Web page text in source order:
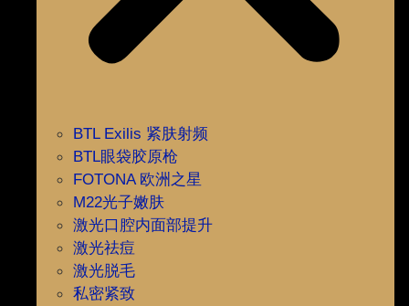
BTL Exilis 紧肤射频
BTL眼袋胶原枪
FOTONA 欧洲之星
M22光子嫩肤
激光口腔内面部提升
激光祛痘
激光脱毛
私密紧致